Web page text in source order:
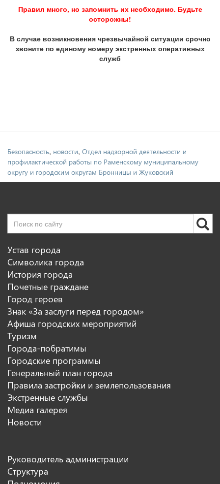
Правил много, но запомнить их необходимо. Будьте
осторожны!
В случае возникновения чрезвычайной ситуации срочно
звоните по единому номеру экстренных оперативных
служб
Безопасность, новости, Отдел надзорной деятельности и
профилактической работы по Раменскому муниципальному
округу и городским округам Бронницы и Жуковский
Устав города
Символика города
История города
Почетные граждане
Город героев
Знак «За заслуги перед городом»
Афиша городских мероприятий
Туризм
Города-побратимы
Городские программы
Генеральный план города
Правила застройки и землепользования
Экстренные службы
Медиа галерея
Новости
Руководитель администрации
Структура